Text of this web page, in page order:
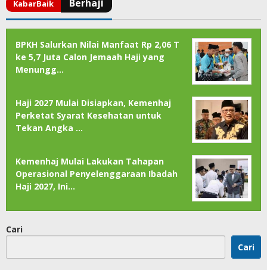
BPKH Salurkan Nilai Manfaat Rp 2,06 T
ke 5,7 Juta Calon Jemaah Haji yang
Menungg…
Haji 2027 Mulai Disiapkan, Kemenhaj
Perketat Syarat Kesehatan untuk
Tekan Angka …
Kemenhaj Mulai Lakukan Tahapan
Operasional Penyelenggaraan Ibadah
Haji 2027, Ini…
Cari
Cari